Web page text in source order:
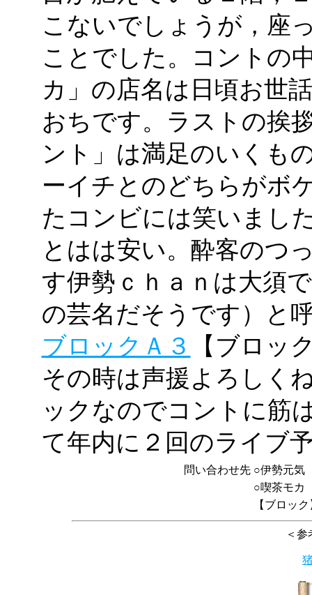
こないでしょうが，座
ことでした。コントの
カ」の店名は日頃お世
おちです。ラストの挨
ント」は満足のいくも
ーイチとのどちらがボ
たコンビには笑いまし
とはは安い。酔客のつ
す伊勢ｃｈａｎ は大須
の芸名だそうです）
ブロックＡ３
【ブロッ
その時は声援よろしく
ックなのでコントに筋
て年内に２回のライブ
問い合わせ先 ○伊勢元気
○喫茶モカ
【ブロッ
＜